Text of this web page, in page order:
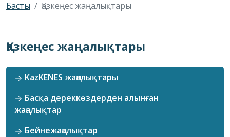
Басты Қазкеңес жаңалықтары
Қазкеңес жаңалықтары
KazKENES жаңалықтары
Басқа дереккөздерден алынған
жаңалықтар
Бейнежаңалықтар